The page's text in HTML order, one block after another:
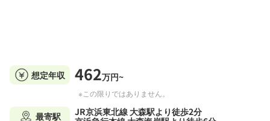
想定年収 462万円~
※この限りではありません。
最寄駅
JR京浜東北線 大森駅より徒歩2分